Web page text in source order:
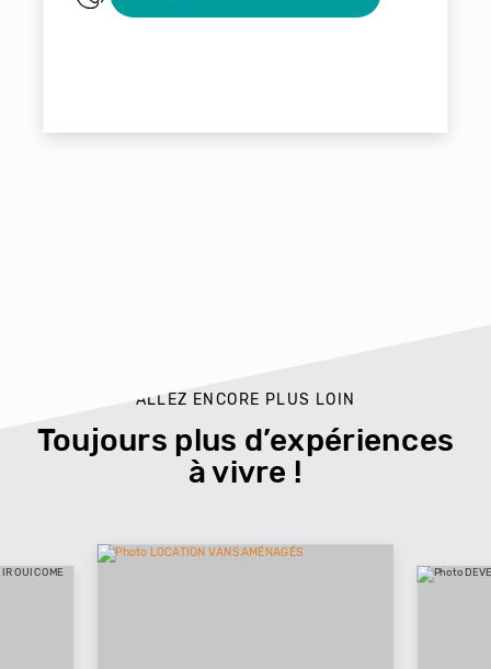
ALLEZ ENCORE PLUS LOIN
Toujours plus d’expériences
à vivre !